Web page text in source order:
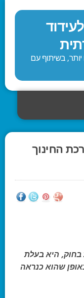
יותר, בשיתוף עם
החינוך
בחוק, היא בעלת
שהוא כנראה